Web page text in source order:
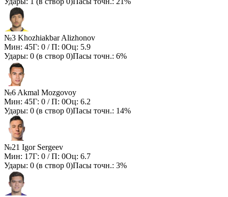
№3 Khozhiakbar Alizhonov
Мин: 45Г: 0 / П: 0Оц: 5.9
Удары: 0 (в створ 0)Пасы точн.: 6%
№6 Akmal Mozgovoy
Мин: 45Г: 0 / П: 0Оц: 6.2
Удары: 0 (в створ 0)Пасы точн.: 14%
№21 Igor Sergeev
Мин: 17Г: 0 / П: 0Оц: 6.7
Удары: 0 (в створ 0)Пасы точн.: 3%